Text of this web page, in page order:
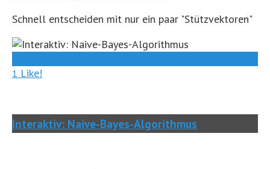
Schnell entscheiden mit nur ein paar "Stützvektoren"
1 Like!
Interaktiv: Naive-Bayes-Algorithmus